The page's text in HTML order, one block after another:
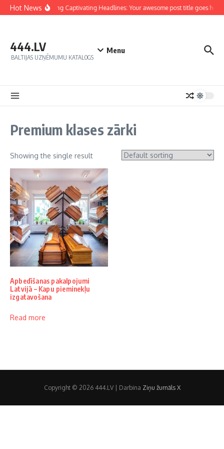
Hot NewsCrafting Captivating Headlines: Your awesome post title goes here
444.LV
BALTIJAS UZŅĒMUMU KATALOGS
Menu
Premium klases zārki
Showing the single result
Apbedīšanas pakalpojumi
Latvijā – Kapu pieminekļu
izgatavošana
Read more
Copyright © 2026 444.LV | Darbina Ziņu žurnāls X